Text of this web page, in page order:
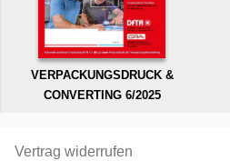
VERPACKUNGSDRUCK &
CONVERTING 6/2025
Vertrag widerrufen